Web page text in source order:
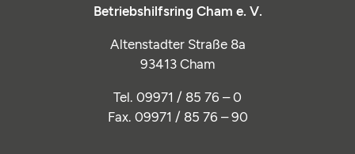
Betriebshilfsring Cham e. V.
Altenstadter Straße 8a
93413 Cham
Tel. 09971 / 85 76 – 0
Fax. 09971 / 85 76 – 90